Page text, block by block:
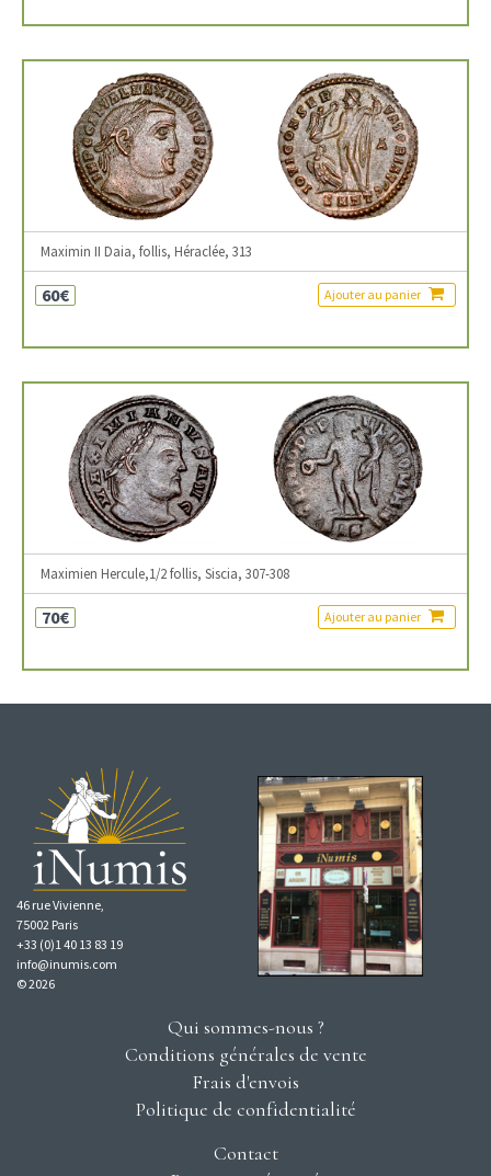
Maximin II Daia, follis, Héraclée, 313
60€ Ajouter au panier
Maximien Hercule,1/2 follis, Siscia, 307-308
70€ Ajouter au panier
46 rue Vivienne,
75002 Paris
+33 (0)1 40 13 83 19
info@inumis.com
© 2026
Qui sommes-nous ?
Conditions générales de vente
Frais d'envois
Politique de confidentialité
Contact